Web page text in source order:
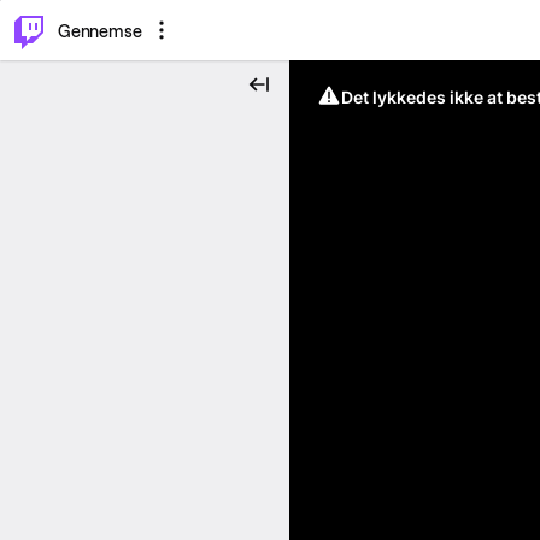
Gennemse
Det lykkedes ikke at